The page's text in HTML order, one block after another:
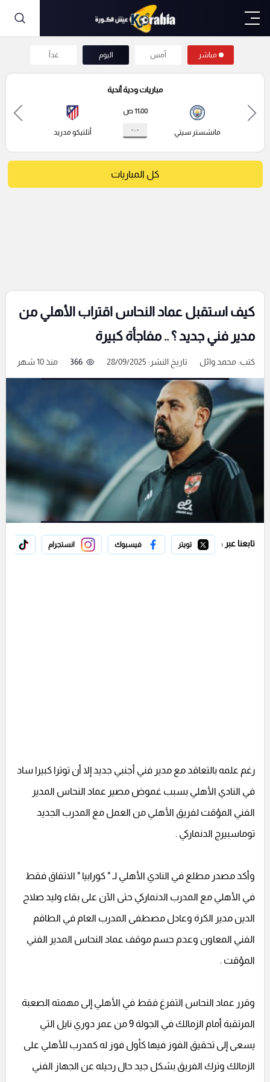
مباشر أمس اليوم غداً
مباريات ودية أندية
مانشستر سيتي
11:00 ص
- : - أتلتيكو مدريد
كل المباريات
كيف استقبل عماد النحاس اقتراب الأهلي من
مدير فني جديد ؟ .. مفاجأة كبيرة
كتب:محمد وائل تاريخ النشر: 28/09/2025 366 منذ 10 شهر
تابعنا عبر : تويتر فيسبوك انستجرام
رغم علمه بالتعاقد مع مدير فني أجنبي جديد إلا أن توترا كبيرا ساد
في النادي الأهلي بسبب غموض مصير عماد النحاس المدير
الفني المؤقت لفريق الأهلي من العمل مع المدرب الجديد
توماسبيرج الدنماركي .
وأكد مصدر مطلع في النادي الأهلي لـ " كورابيا " الاتفاق فقط
في الأهلي مع المدرب الدنماركي حتى الآن على بقاء وليد صلاح
الدين مدير الكرة وعادل مصطفى المدرب العام في الطاقم
الفني المعاون وعدم حسم موقف عماد النحاس المدير الفني
المؤقت .
وقرر عماد النحاس التفرغ فقط في الأهلي إلى مهمته الصعبة
المرتقبة أمام الزمالك في الجولة 9 من عمر دوري نايل التي
يسعى إلى تحقيق الفوز فيها كأول فوز له كمدرب للأهلي على
الزمالك وترك الفريق بشكل جيد حال رحيله عن الجهاز الفني